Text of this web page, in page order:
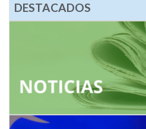
DESTACADOS